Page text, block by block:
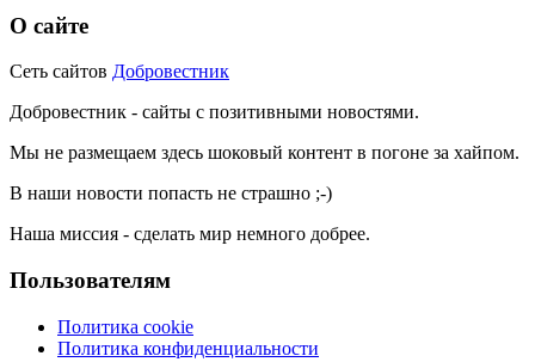
О сайте
Сеть сайтов Добровестник
Добровестник - сайты с позитивными новостями.
Мы не размещаем здесь шоковый контент в погоне за хайпом.
В наши новости попасть не страшно ;-)
Наша миссия - сделать мир немного добрее.
Пользователям
Политика cookie
Политика конфиденциальности